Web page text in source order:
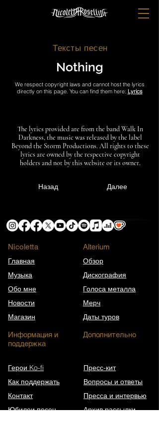
Тексты песен
Nothing
We respect copyright laws and cannot host the lyrics
directly on this page. You can find them here: Lyrics
The lyrics provided are from the band Walk In
Darkness, the music was released by the label
Beyond the Storm Productions. All rights to these
lyrics are owned by the respective copyright
holders and not by this website or its owner.
Назад Далее
Nicoletta
Главная
Музыка
Обо мне
Новости
Магазин
​Alterium
Обзор
Дискография
Голоса металла
Мерч
Даты туров
Информация и
поддержка
Дополнительно
Герои Ko-fi
Как поддержать
Контакт
Юбилеи песен
Пресс-кит
Вопросы и ответы
Пресса и интервью
Архив рассылки